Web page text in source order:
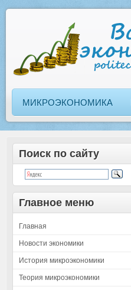
МИКРОЭКОНОМИКА
Поиск по сайту
Главное меню
Главная
Новости экономики
История микроэкономики
Теория микроэкономики